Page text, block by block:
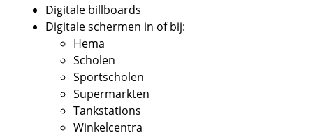
Digitale billboards
Digitale schermen in of bij:
Hema
Scholen
Sportscholen
Supermarkten
Tankstations
Winkelcentra